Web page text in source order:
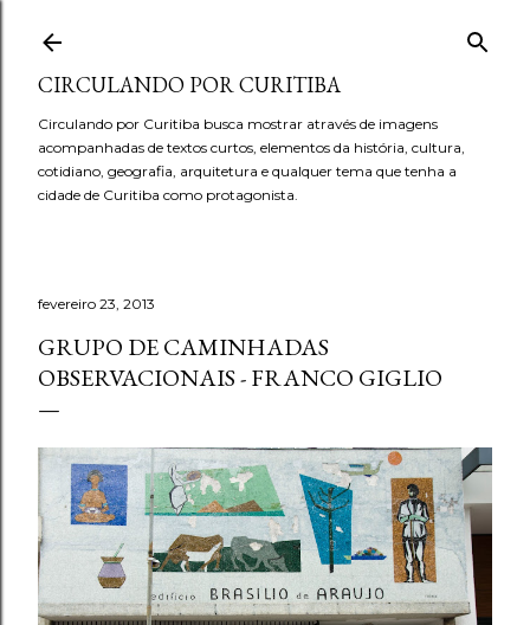
CIRCULANDO POR CURITIBA
Circulando por Curitiba busca mostrar através de imagens
acompanhadas de textos curtos, elementos da história, cultura,
cotidiano, geografia, arquitetura e qualquer tema que tenha a
cidade de Curitiba como protagonista.
fevereiro 23, 2013
GRUPO DE CAMINHADAS
OBSERVACIONAIS - FRANCO GIGLIO